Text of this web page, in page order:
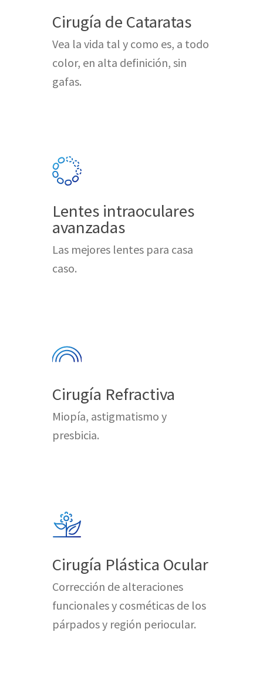
Cirugía de Cataratas
Vea la vida tal y como es, a todo
color, en alta definición, sin
gafas.
Lentes intraoculares
avanzadas
Las mejores lentes para casa
caso.
Cirugía Refractiva
Miopía, astigmatismo y
presbicia.
Cirugía Plástica Ocular
Corrección de alteraciones
funcionales y cosméticas de los
párpados y región periocular.